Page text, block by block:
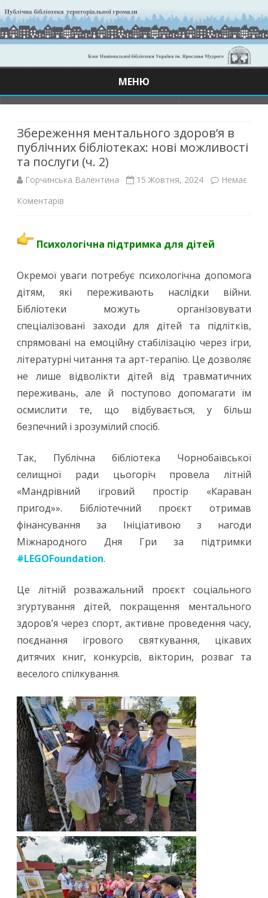
МЕНЮ
Збереження ментального здоров’я в
публічних бібліотеках: нові можливості
та послуги (ч. 2)
Горчинська Валентина 15 Жовтня, 2024
Немає
Коментарів
ментального
публічних
бібліотеках:
нові
та
послуги
(ч.
2)
Психологічна підтримка для дітей
Окремої уваги потребує психологічна допомога
дітям, які переживають наслідки війни.
Бібліотеки можуть організовувати
спеціалізовані заходи для дітей та підлітків,
спрямовані на емоційну стабілізацію через ігри,
літературні читання та арт-терапію. Це дозволяє
не лише відволікти дітей від травматичних
переживань, але й поступово допомагати їм
осмислити те, що відбувається, у більш
безпечний і зрозумілий спосіб.
Так, Публічна бібліотека Чорнобаївської
селищної ради цьогоріч провела літній
«Мандрівний ігровий простір «Караван
пригод»». Бібліотечний проєкт отримав
фінансування за Ініціативою з нагоди
Міжнародного Дня Гри за підтримки
#LEGOFoundation.
Це літній розважальний проєкт соціального
згуртування дітей, покращення ментального
здоров’я через спорт, активне проведення часу,
поєднання ігрового святкування, цікавих
дитячих книг, конкурсів, вікторин, розваг та
веселого спілкування.